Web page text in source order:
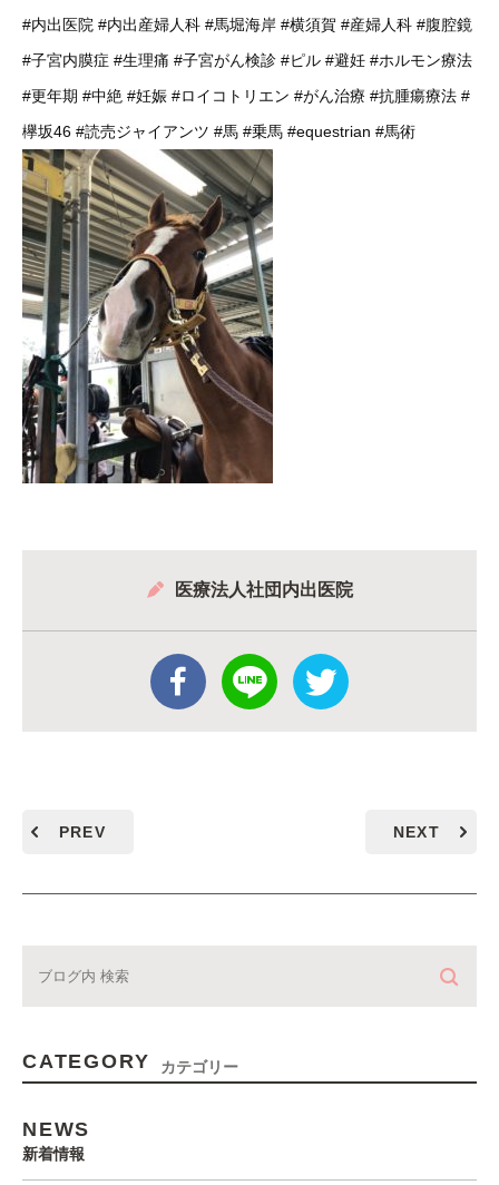
#内出医院 #内出産婦人科 #馬堀海岸 #横須賀 #産婦人科 #腹腔鏡
#子宮内膜症 #生理痛 #子宮がん検診 #ピル #避妊 #ホルモン療法
#更年期 #中絶 #妊娠 #ロイコトリエン #がん治療 #抗腫瘍療法 #
欅坂46 #読売ジャイアンツ #馬 #乗馬 #equestrian #馬術
医療法人社団内出医院
PREV NEXT
CATEGORY カテゴリー
NEWS
新着情報